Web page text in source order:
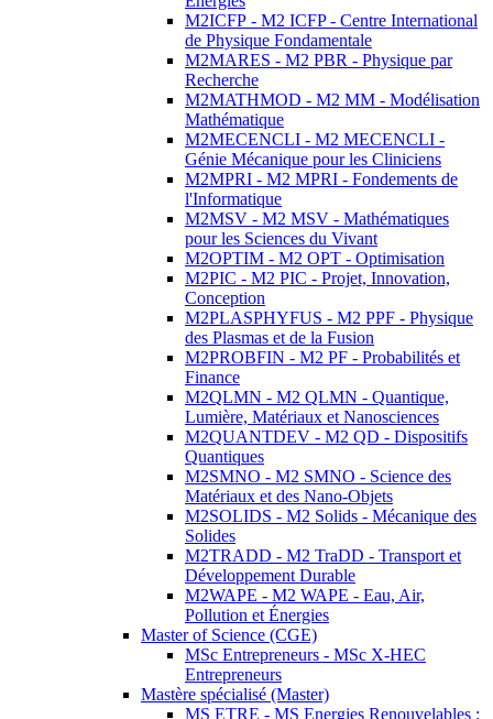
M2ICFP - M2 ICFP - Centre International
de Physique Fondamentale
M2MARES - M2 PBR - Physique par
Recherche
M2MATHMOD - M2 MM - Modélisation
Mathématique
M2MECENCLI - M2 MECENCLI -
Génie Mécanique pour les Cliniciens
M2MPRI - M2 MPRI - Fondements de
l'Informatique
M2MSV - M2 MSV - Mathématiques
pour les Sciences du Vivant
M2OPTIM - M2 OPT - Optimisation
M2PIC - M2 PIC - Projet, Innovation,
Conception
M2PLASPHYFUS - M2 PPF - Physique
des Plasmas et de la Fusion
M2PROBFIN - M2 PF - Probabilités et
Finance
M2QLMN - M2 QLMN - Quantique,
Lumière, Matériaux et Nanosciences
M2QUANTDEV - M2 QD - Dispositifs
Quantiques
M2SMNO - M2 SMNO - Science des
Matériaux et des Nano-Objets
M2SOLIDS - M2 Solids - Mécanique des
Solides
M2TRADD - M2 TraDD - Transport et
Développement Durable
M2WAPE - M2 WAPE - Eau, Air,
Pollution et Énergies
Master of Science (CGE)
MSc Entrepreneurs - MSc X-HEC
Entrepreneurs
Mastère spécialisé (Master)
MS ETRE - MS Energies Renouvelables :